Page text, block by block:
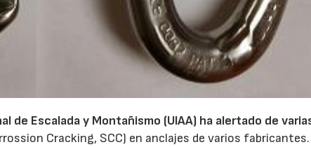
de Escalada y Montañismo (UIAA) ha alertado de
Cracking, SCC) en anclajes de varios